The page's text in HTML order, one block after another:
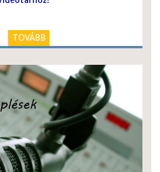
TOVÁBB